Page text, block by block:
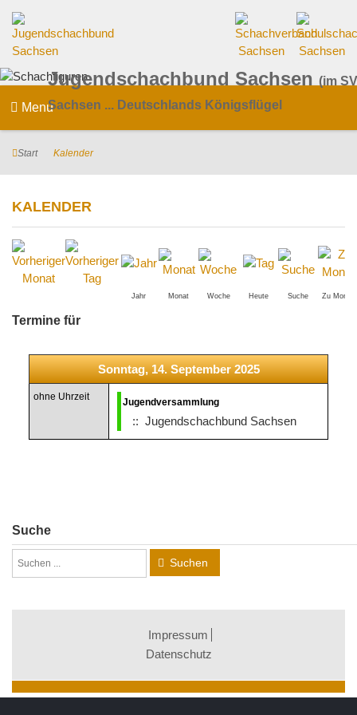
Jugendschachbund Sachsen (im
Sachsen ... Deutschlands Königsflügel
Menu
Start Kalender
KALENDER
Jahr Monat Woche Heute Suche Zu Monat
Termine für
Sonntag, 14. September 2025
ohne Uhrzeit Jugendversammlung
:: Jugendschachbund Sachsen
Suche
Suchen
Impressum
Datenschutz